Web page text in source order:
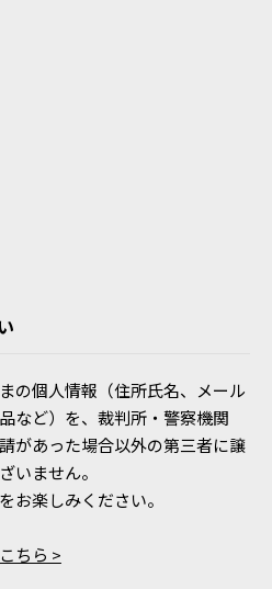
の個人情報（住所氏名、メール
など）を、裁判所・警察機関
があった場合以外の第三者に譲
いません。
お楽しみください。
ちら >